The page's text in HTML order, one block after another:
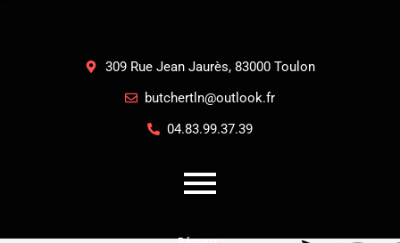
309 Rue Jean Jaurès, 83000 Toulon
butchertln@outlook.fr
04.83.99.37.39